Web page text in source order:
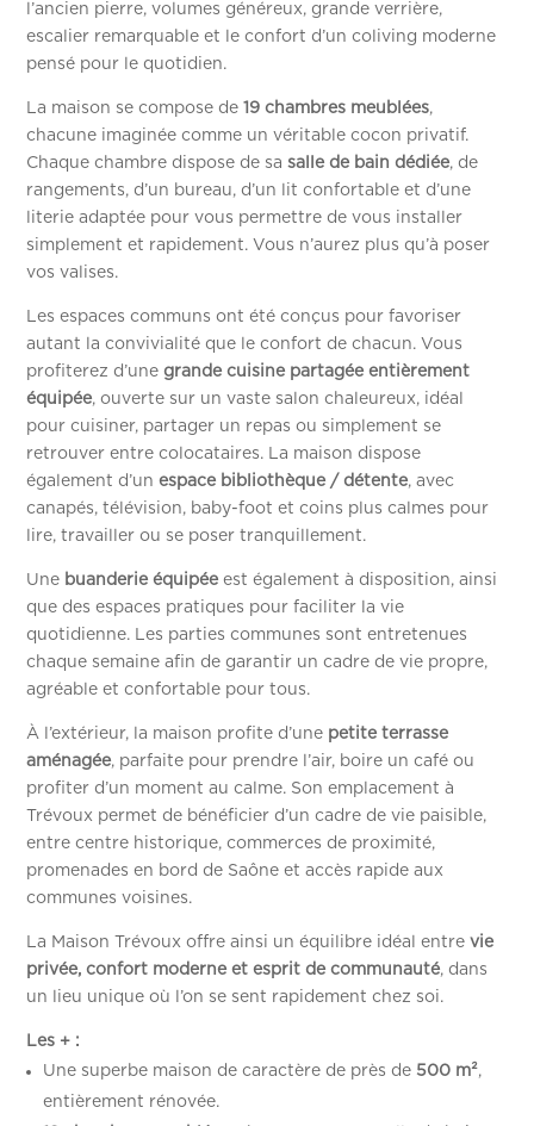
l’ancien pierre, volumes généreux, grande verrière,
escalier remarquable et le confort d’un coliving moderne
pensé pour le quotidien.
La maison se compose de19 chambres meublées,
chacune imaginée comme un véritable cocon privatif.
Chaque chambre dispose de sasalle de bain dédiée, de
rangements, d’un bureau, d’un lit confortable et d’une
literie adaptée pour vous permettre de vous installer
simplement et rapidement. Vous n’aurez plus qu’à poser
vos valises.
Les espaces communs ont été conçus pour favoriser
autant la convivialité que le confort de chacun. Vous
profiterez d’unegrande cuisine partagée entièrement
équipée, ouverte sur un vaste salon chaleureux, idéal
pour cuisiner, partager un repas ou simplement se
retrouver entre colocataires. La maison dispose
également d’unespace bibliothèque / détente, avec
canapés, télévision, baby-foot et coins plus calmes pour
lire, travailler ou se poser tranquillement.
Une buanderie équipée est également à disposition, ainsi
que des espaces pratiques pour faciliter la vie
quotidienne. Les parties communes sont entretenues
chaque semaine afin de garantir un cadre de vie propre,
agréable et confortable pour tous.
À l’extérieur, la maison profite d’une petite terrasse
aménagée, parfaite pour prendre l’air, boire un café ou
profiter d’un moment au calme. Son emplacement à
Trévoux permet de bénéficier d’un cadre de vie paisible,
entre centre historique, commerces de proximité,
promenades en bord de Saône et accès rapide aux
communes voisines.
La Maison Trévoux offre ainsi un équilibre idéal entrevie
privée, confort moderne et esprit de communauté, dans
un lieu unique où l’on se sent rapidement chez soi.
Les + :
Une superbe maison de caractère de près de 500 m²,
entièrement rénovée.